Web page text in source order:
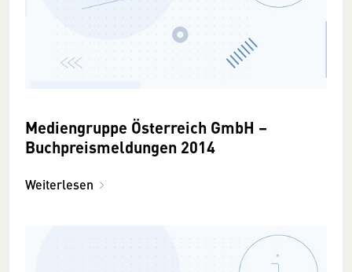
Mediengruppe Österreich GmbH –
Buchpreismeldungen 2014
Weiterlesen